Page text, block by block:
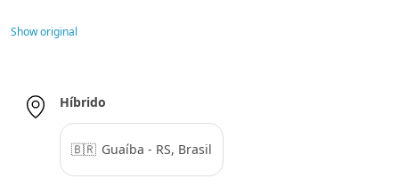
Show original
Híbrido
🇧🇷 Guaíba - RS, Brasil